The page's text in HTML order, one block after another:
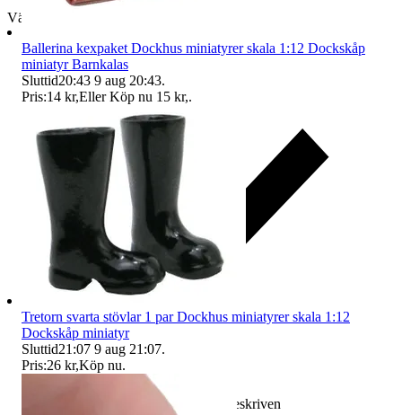
Välj till köparskydd
Ersättning om varan inte är som beskriven
Ballerina kexpaket Dockhus miniatyrer skala 1:12 Dockskåp
miniatyr Barnkalas
Sluttid20:43 9 aug 20:43.
Pris:14 kr,Eller Köp nu 15 kr,.
Tretorn svarta stövlar 1 par Dockhus miniatyrer skala 1:12
Dockskåp miniatyr
Sluttid21:07 9 aug 21:07.
Pris:26 kr,Köp nu.